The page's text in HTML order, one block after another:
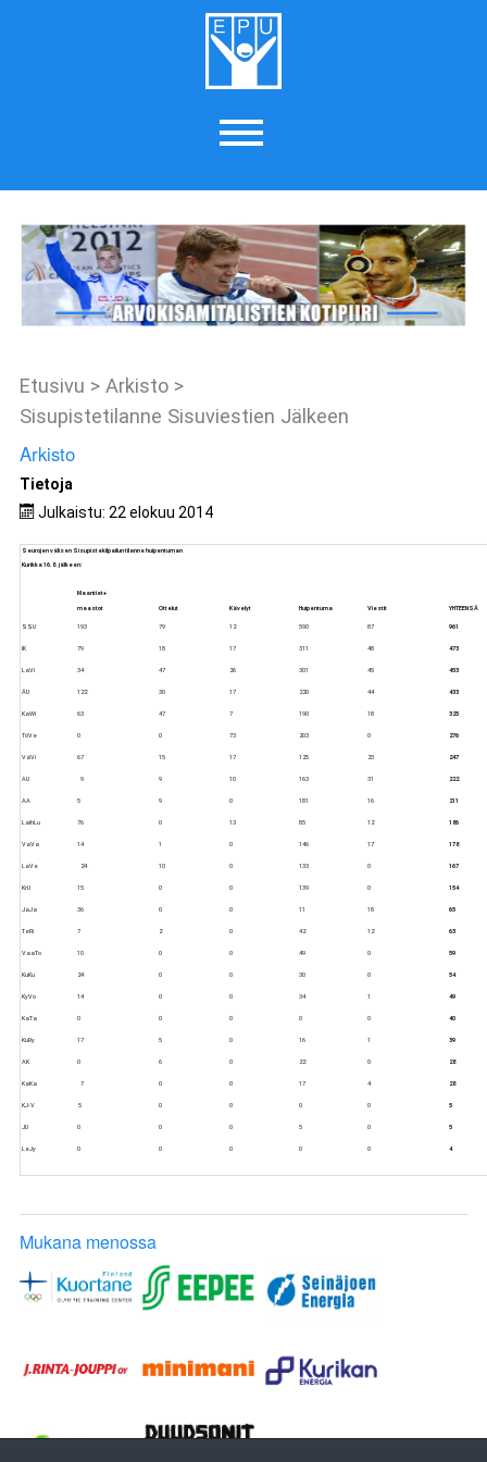
Etusivu > Arkisto >
Sisupistetilanne Sisuviestien Jälkeen
Arkisto
Tietoja
Julkaistu: 22 elokuu 2014
Seurojen välisen Sisupistekilpailun tilanne huipentuman
Kurikka 16.8. jälkeen:
Maantiet+
maastot Ottelut Kävelyt Huipentuma Viestit YHTEENSÄ
SSU 193 79 12 590 87 961
IK 79 18 17 311 48 473
LaVi 34 47 26 301 45 453
ÄU 122 30 17 220 44 433
KaWi 63 47 7 190 18 325
TöVe 0 0 73 203 0 276
VäVi 67 15 17 125 23 247
AU 9 9 10 163 31 222
AA 5 9 0 181 16 211
LaihLu 76 0 13 85 12 186
VaVa 14 1 0 146 17 178
LaVe 24 10 0 133 0 167
KrU 15 0 0 139 0 154
JaJa 36 0 0 11 18 65
TeRi 7 2 0 42 12 63
VaaTo 10 0 0 49 0 59
KuKu 24 0 0 30 0 54
KyVo 14 0 0 34 1 49
KaTa 0 0 0 0 0 40
KuRy 17 5 0 16 1 39
AK 0 6 0 22 0 28
KaKa 7 0 0 17 4 28
KJ-V 5 0 0 0 0 5
JU 0 0 0 5 0 5
LeJy 0 0 0 0 0 4
Mukana menossa